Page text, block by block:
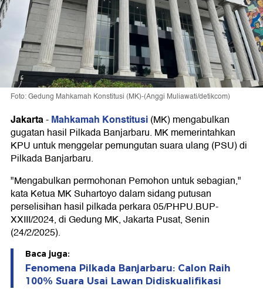
Foto: Gedung Mahkamah Konstitusi (MK)-(Anggi Muliawati/detikcom)
Jakarta-Mahkamah Konstitusi(MK) mengabulkan
gugatan hasil Pilkada Banjarbaru. MK memerintahkan
KPU untuk menggelar pemungutan suara ulang (PSU) di
Pilkada Banjarbaru.
"Mengabulkan permohonan Pemohon untuk sebagian,"
kata Ketua MK Suhartoyo dalam sidang putusan
perselisihan hasil pilkada perkara 05/PHPU.BUP-
XXIII/2024, di Gedung MK, Jakarta Pusat, Senin
(24/2/2025).
Baca juga:
Fenomena Pilkada Banjarbaru: Calon Raih
100% Suara Usai Lawan Didiskualifikasi